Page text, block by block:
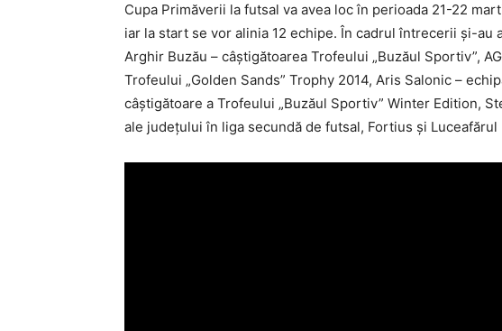
Cupa Primăverii la futsal va avea loc în perioada 21-22
iar la start se vor alinia 12 echipe. În cadrul întrecerii şi-au
Arghir Buzău – câştigătoarea Trofeului „Buzăul Sportiv”,
Trofeului „Golden Sands” Trophy 2014, Aris Salonic –
câştigătoare a Trofeului „Buzăul Sportiv” Winter Edition,
ale judeţului în liga secundă de futsal, Fortius şi Luceafărul